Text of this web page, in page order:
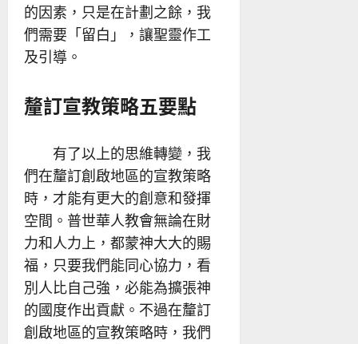
的因素，只是在計劃之餘，我
們需要「留白」，讓聖靈作工
及引導。
釐訂宣教策略五要點
有了以上的思維轉變，我
們在釐訂創啟地區的宣教策略
時，才能有更大的創意和發揮
空間。普世華人教會無論在財
力和人力上，都蒙神大大的賜
福，只要我們能同心協力，看
別人比自己強，必能為擴張神
的國度作出貢獻。不過在釐訂
創啟地區的宣教策略時，我們